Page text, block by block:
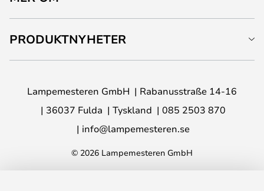
PRODUKTNYHETER
Lampemesteren GmbH
Rabanusstraße 14-16
36037 Fulda
Tyskland
085 2503 870
info@lampemesteren.se
© 2026 Lampemesteren GmbH